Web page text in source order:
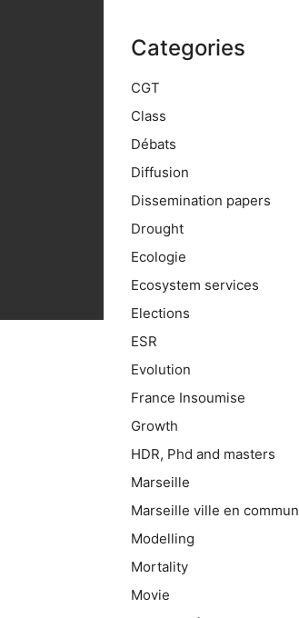
Categories
CGT
Class
Débats
Diffusion
Dissemination papers
Drought
Ecologie
Ecosystem services
Elections
ESR
Evolution
France Insoumise
Growth
HDR, Phd and masters
Marseille
Marseille ville en commun
Modelling
Mortality
Movie